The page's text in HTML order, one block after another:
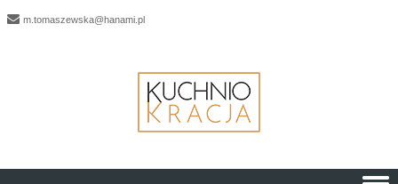
m.tomaszewska@hanami.pl